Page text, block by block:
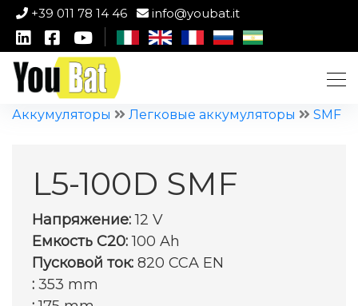
+39 011 78 14 46 info@youbat.it
Аккумуляторы Легковые аккумуляторы SMF
L5-100D SMF
Напряжение:12 V
Емкость C20:100 Ah
Пусковой ток: 820 CCA EN
: 353 mm